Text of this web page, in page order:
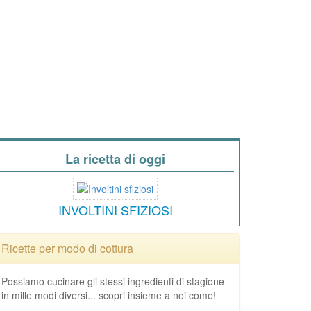
La ricetta di oggi
INVOLTINI SFIZIOSI
Ricette per modo di cottura
Possiamo cucinare gli stessi ingredienti di stagione
in mille modi diversi... scopri insieme a noi come!